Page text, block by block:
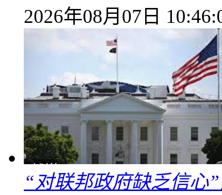
2026年08月07日
“对联邦政府缺乏信心